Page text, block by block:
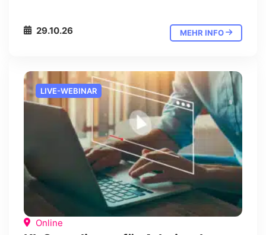
29.10.26 MEHR INFO
LIVE-WEBINAR
Online